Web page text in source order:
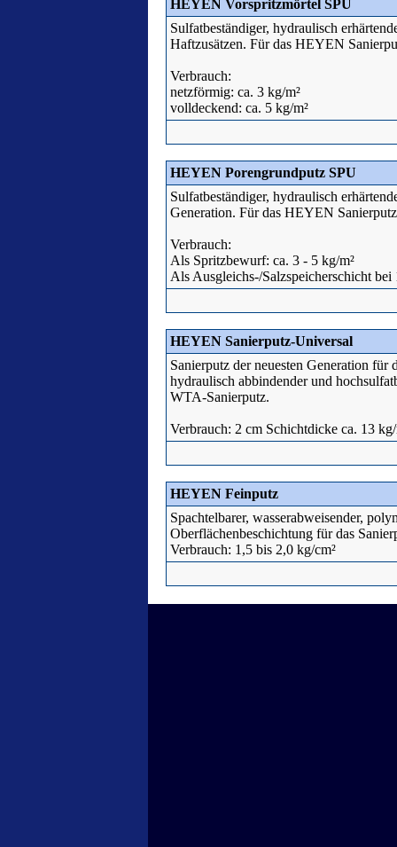
HEYEN Vorspritzmörtel SPU
Sulfatbeständiger, hydraulisch
Haftzusätzen. Für das HEYEN
Verbrauch:
netzförmig: ca. 3 kg/m²
volldeckend: ca. 5 kg/m²
HEYEN Porengrundputz SPU
Sulfatbeständiger, hydraulisch
Generation. Für das HEYEN
Verbrauch:
Als Spritzbewurf: ca. 3 - 5 kg/m²
Als Ausgleichs-/Salzspeicherschicht
HEYEN Sanierputz-Universal
Sanierputz der neuesten Generation
hydraulisch abbindender und
WTA-Sanierputz.
Verbrauch: 2 cm Schichtdicke ca. 13 kg/
HEYEN Feinputz
Spachtelbarer, wasserabweisender,
Oberflächenbeschichtung für das
Verbrauch: 1,5 bis 2,0 kg/cm²